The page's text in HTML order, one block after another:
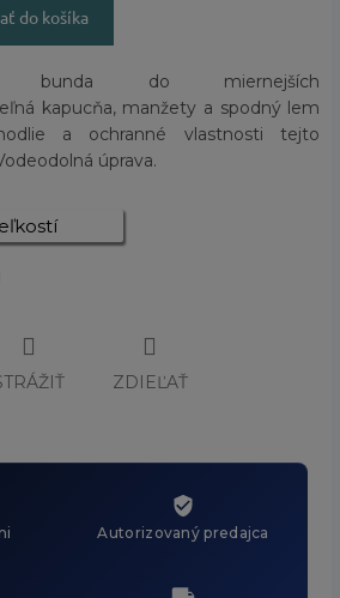
do košíka
bunda do miernejších
kapucňa, manžety a spodný lem
a ochranné vlastnosti tejto
úprava.
ZDIEĽAŤ
Autorizovaný predajca